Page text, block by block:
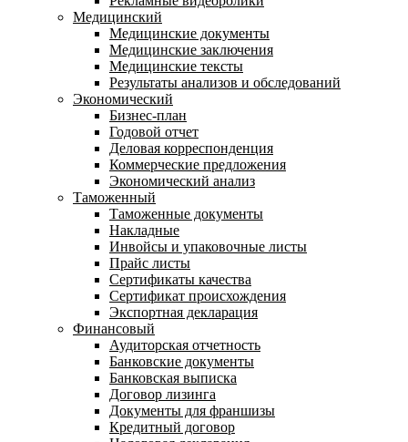
Медицинский
Медицинские документы
Медицинские заключения
Медицинские тексты
Результаты анализов и обследований
Экономический
Бизнес-план
Годовой отчет
Деловая корреспонденция
Коммерческие предложения
Экономический анализ
Таможенный
Таможенные документы
Накладные
Инвойсы и упаковочные листы
Прайс листы
Сертификаты качества
Сертификат происхождения
Экспортная декларация
Финансовый
Аудиторская отчетность
Банковские документы
Банковская выписка
Договор лизинга
Документы для франшизы
Кредитный договор